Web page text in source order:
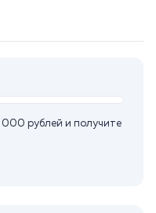
000 рублей и получите